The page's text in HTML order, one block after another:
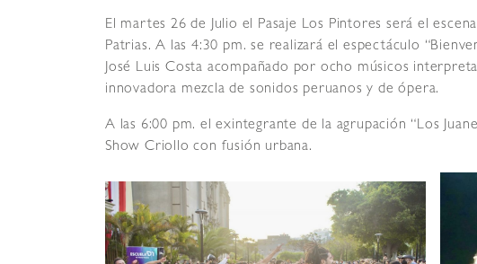
El martes 26 de Julio el Pasaje Los Pintores será el
Patrias. A las 4:30 pm. se realizará el espectáculo
José Luis Costa acompañado por ocho músicos
innovadora mezcla de sonidos peruanos y de ópera.
A las 6:00 pm. el exintegrante de la agrupación “Los
Show Criollo con fusión urbana.